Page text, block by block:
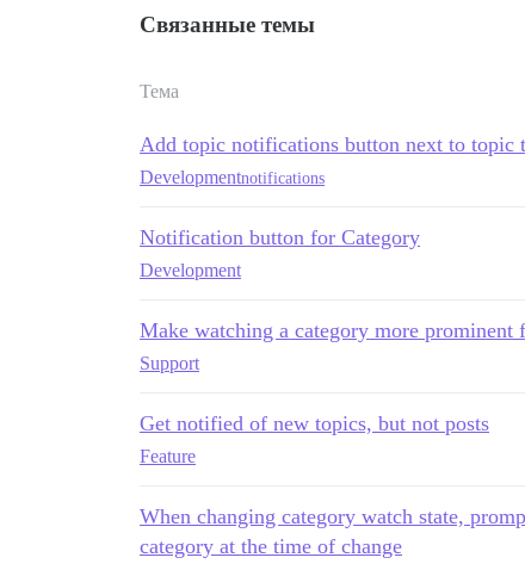
Связанные темы
Тема
Add topic notifications button next to topic
Developmentnotifications
Notification button for Category
Development
Make watching a category more prominent
Support
Get notified of new topics, but not posts
Feature
When changing category watch state,
category at the time of change